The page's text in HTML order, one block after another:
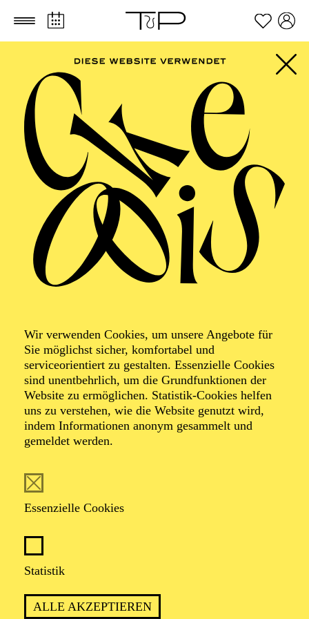
Zum Hauptinhalt springen Zum Footer springen
Wir verwenden Cookies, um unsere Angebote für
Sie möglichst sicher, komfortabel und
serviceorientiert zu gestalten. Essenzielle Cookies
sind unentbehrlich, um die Grundfunktionen der
Website zu ermöglichen. Statistik-Cookies helfen
uns zu verstehen, wie die Website genutzt wird,
indem Informationen anonym gesammelt und
gemeldet werden.
Essenzielle Cookies
Statistik
ALLE AKZEPTIEREN
Foto: Marie Haefner
Alina Fluck wurde 1993 in Hamburg geboren. Von
Kulturwissenschaft an der Heinrich-Heine-Universität
Düsseldorf. Es folgten zwei Jahre als Regieassistentin